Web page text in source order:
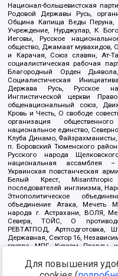
Национал-большевистская
Родовой Державы Русь,
Община Капища Веды Перуна,
Учреждение, Нурджулар, К
Иеговы, Русское
общество, Джамаат мувахидов,
и Карачая, Союз славян, Ат-
социалистическая рабочая
Благородный Орден
Социалистическая
Держава Русь, Русское
Инглистической церкви
общенациональный союз,
Кровь и Честь, О свободе
организация
национальное единство,
Клуба Динамо,
п. Боровский Тюменского
Русского народа
национальная ассамблея
Украинская повстанческая
Белый Крест, Misanthropic
последователей инглиизма,
Этнополитическое
объединение Атака, Мечеть
народа г. Астрахани, ВОЛЯ,
Севера, ТОЙС, О
РЕВТАТПОД, Артподготовка,
Державная, Сектор 16,
группа МПГ, Курсом Правды и
Благотворительный
Арестантское уголовное
Для повышения